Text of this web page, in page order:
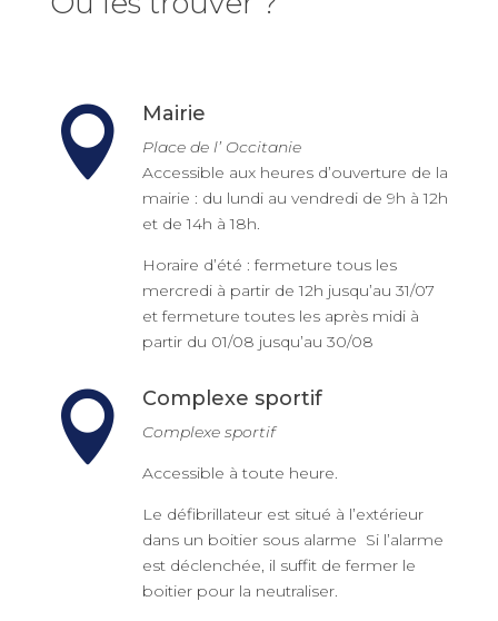
 Mairie
Place de l’ Occitanie
Accessible aux heures d’ouverture de la
mairie : du lundi au vendredi de 9h à 12h
et de 14h à 18h.
Horaire d’été : fermeture tous les
mercredi à partir de 12h jusqu’au 31/07
et fermeture toutes les après midi à
partir du 01/08 jusqu’au 30/08
 Complexe sportif
Complexe sportif
Accessible à toute heure.
Le défibrillateur est situé à l’extérieur
dans un boitier sous alarme Si l’alarme
est déclenchée, il suffit de fermer le
boitier pour la neutraliser.